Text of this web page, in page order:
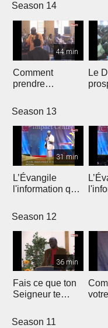
Season 14
44 min
Comment
prendre
ce qui nous
appartient
Le
Season 13
31 min
L’Évangile
l'information qui
Season 12
36 min
Fais ce que ton
Seigneur te
Season 11